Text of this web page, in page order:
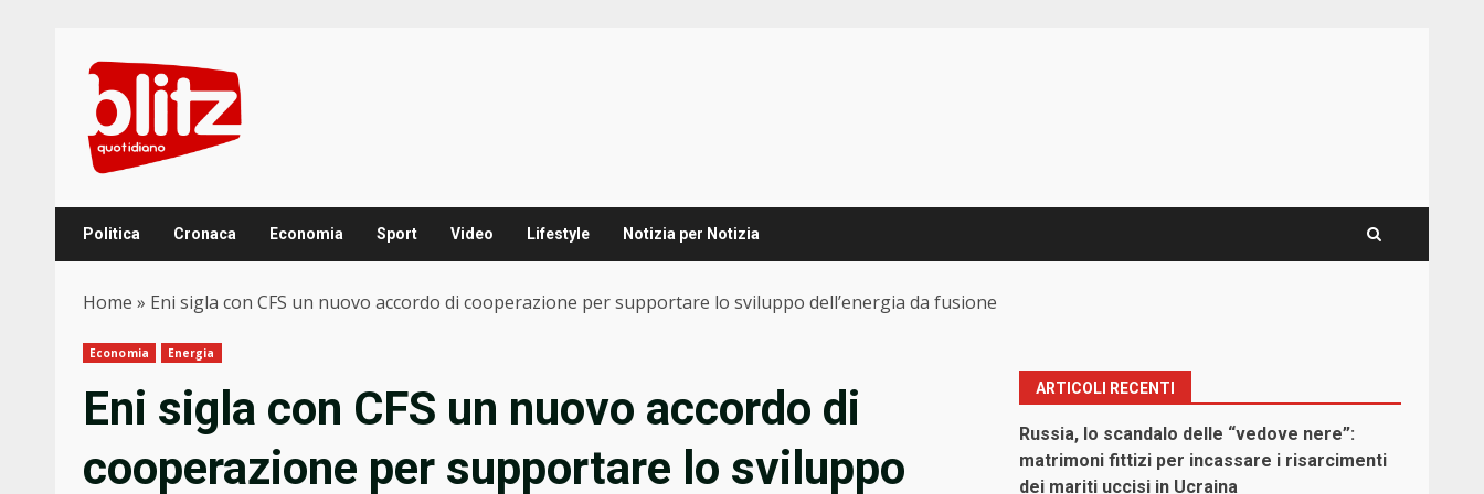
content
Politica Cronaca Economia Sport Video Lifestyle Notizia per Notizia
Home » Eni sigla con CFS un nuovo accordo di cooperazione per supportare lo sviluppo dell’energia da fusione
Economia Energia
Eni sigla con CFS un nuovo accordo di
cooperazione per supportare lo sviluppo
ARTICOLI RECENTI
Russia, lo scandalo delle “vedove nere”:
matrimoni fittizi per incassare i risarcimenti
dei mariti uccisi in Ucraina